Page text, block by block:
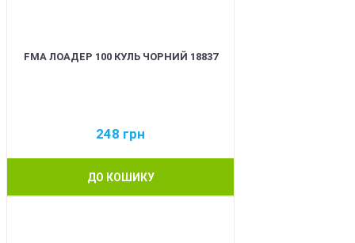
FMA ЛОАДЕР 100 КУЛЬ ЧОРНИЙ 18837
248 грн
ДО КОШИКУ